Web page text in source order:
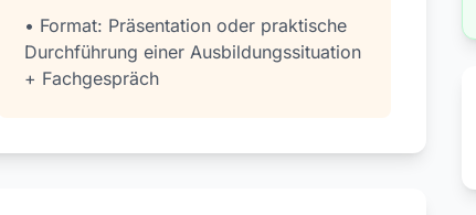
• Format: Präsentation oder praktische
Durchführung einer Ausbildungssituation
+ Fachgespräch